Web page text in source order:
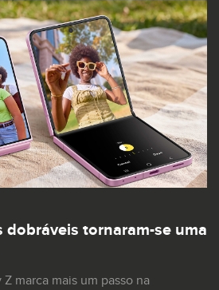
dobráveis tornaram-se uma
marca mais um passo na